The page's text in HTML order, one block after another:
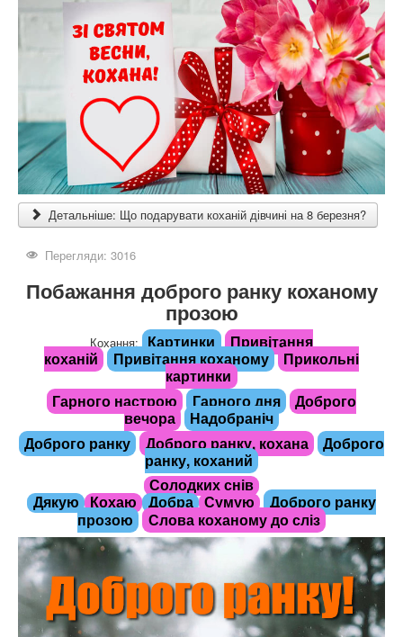
Детальніше: Що подарувати коханій дівчині на 8 березня?
Перегляди: 3016
Побажання доброго ранку коханому
прозою
Кохання: Картинки
Привітання
коханій
Привітання коханому
Прикольні
картинки
Гарного настрою
Гарного дня
Доброго
вечора
Надобраніч
Доброго ранку
Доброго ранку, кохана
Доброго
ранку, коханий
Солодких снів
Дякую
Кохаю Добра Сумую
Доброго ранку
прозою
Слова коханому до сліз